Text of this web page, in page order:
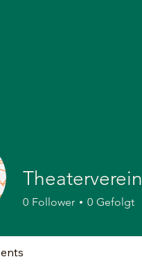
Theaterverein
0 Follower 0 Gefolgt